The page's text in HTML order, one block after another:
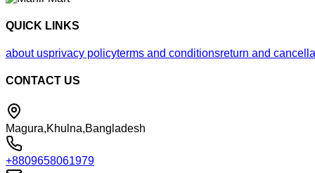
QUICK LINKS
about usprivacy policyterms and conditionsreturn and
CONTACT US
Magura,Khulna,Bangladesh
+8809658061979